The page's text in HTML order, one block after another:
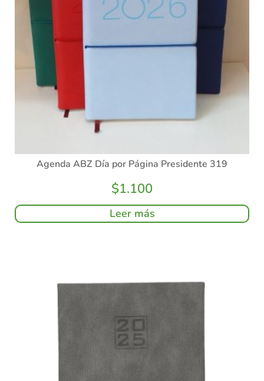
Agenda ABZ Día por Página Presidente 319
$1.100
Leer más